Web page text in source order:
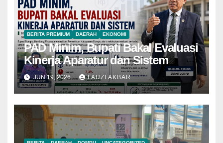
BERITA PREMIUM DAERAH EKONOMI
PAD Minim, Bupati Bakal Evaluasi
Kinerja Aparatur dan Sistem
JUN 19, 2026 FAUZI AKBAR